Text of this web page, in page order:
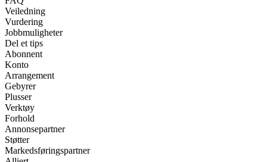
Veiledning
Vurdering
Jobbmuligheter
Del et tips
Abonnent
Konto
Arrangement
Gebyrer
Plusser
Verktøy
Forhold
Annonsepartner
Støtter
Markedsføringspartner